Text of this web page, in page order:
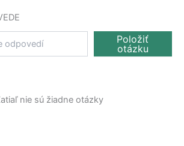
Položiť
otázku
nie sú žiadne otázky